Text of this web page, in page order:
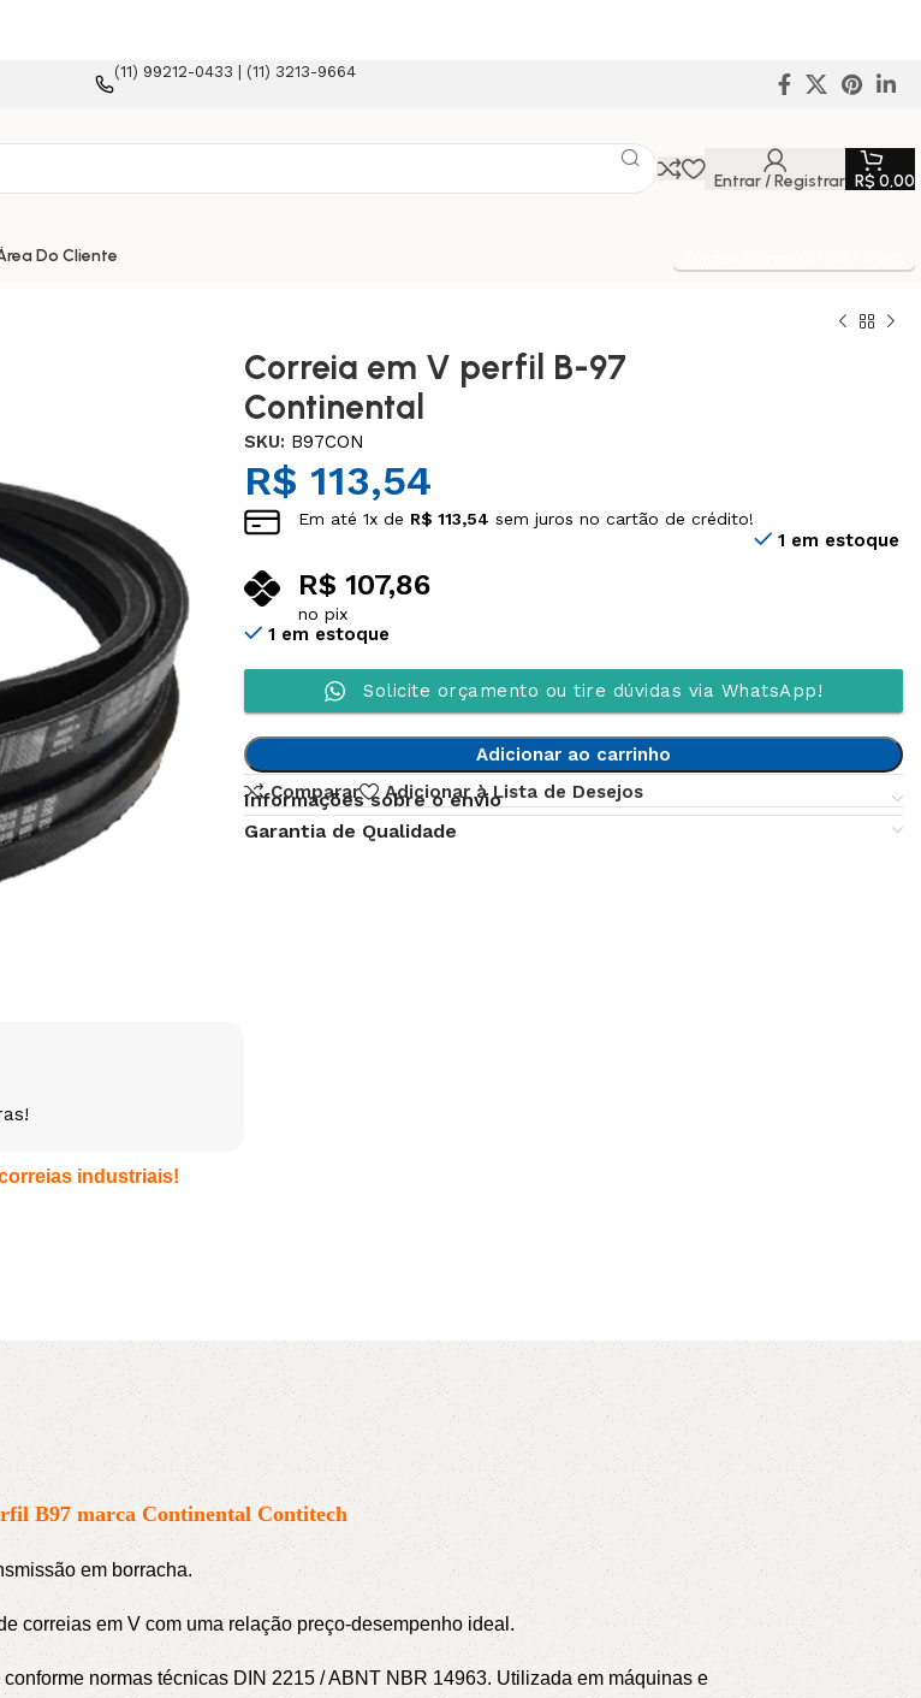
(11) 99212-0433 | (11) 3213-9664
Entrar / Registrar R$ 0,00
BX
ZX
Do Cliente
industriais!
Correia em V perfil B-97
Continental
SKU: B97CON
R$ 113,54
Em até1x de R$ 113,54 sem juros no cartão de crédito!
R$ 107,86
no pix
1 em estoque
1 em estoque
Solicite orçamento ou tire dúvidas via WhatsApp!
Adicionar ao carrinho
Comparar
Adicionar à Lista de Desejos
Informações sobre o envio
Garantia de Qualidade
B97 marca Continental Contitech
em borracha.
correias em V com uma relação preço-desempenho ideal.
normas técnicas DIN 2215 / ABNT NBR 14963. Utilizada em máquinas e